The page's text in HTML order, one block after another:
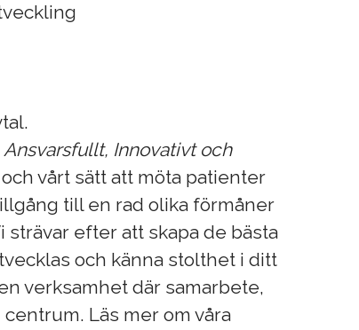
Ansvarsfullt, Innovativt och
vårt sätt att möta patienter
till en rad olika förmåner
strävar efter att skapa de bästa
och känna stolthet i ditt
verksamhet där samarbete,
Läs mer om våra